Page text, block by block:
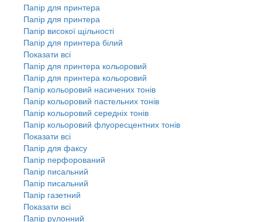
Папір для принтера
Папір для принтера
Папір високої щільності
Папір для принтера білий
Показати всі
Папір для принтера кольоровий
Папір для принтера кольоровий
Папір кольоровий насичених тонів
Папір кольоровий пастельних тонів
Папір кольоровий середніх тонів
Папір кольоровий флуоресцентних тонів
Показати всі
Папір для факсу
Папір перфорований
Папір писальний
Папір писальний
Папір газетний
Показати всі
Папір рулонний